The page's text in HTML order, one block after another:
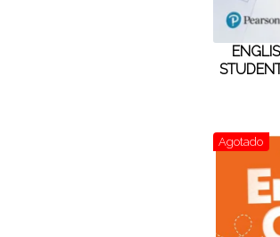
Agotado